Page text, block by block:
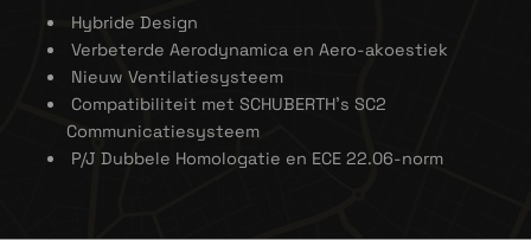
Hybride Design
Verbeterde Aerodynamica en Aero-akoestiek
Nieuw Ventilatiesysteem
Compatibiliteit met SCHUBERTH’s SC2
Communicatiesysteem
P/J Dubbele Homologatie en ECE 22.06-norm